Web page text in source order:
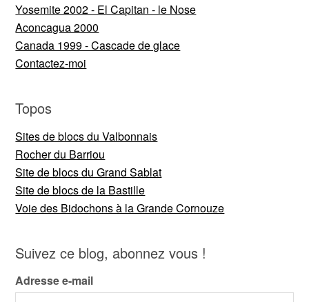
Yosemite 2002 - El Capitan - le Nose
Aconcagua 2000
Canada 1999 - Cascade de glace
Contactez-moi
Topos
Sites de blocs du Valbonnais
Rocher du Barriou
Site de blocs du Grand Sablat
Site de blocs de la Bastille
Voie des Bidochons à la Grande Cornouze
Suivez ce blog, abonnez vous !
Adresse e-mail